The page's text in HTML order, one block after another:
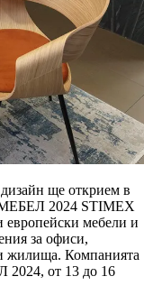
ще открием в
2024 STIMEX
европейски мебели и
за офиси,
жилища. Компанията
от 13 до 16